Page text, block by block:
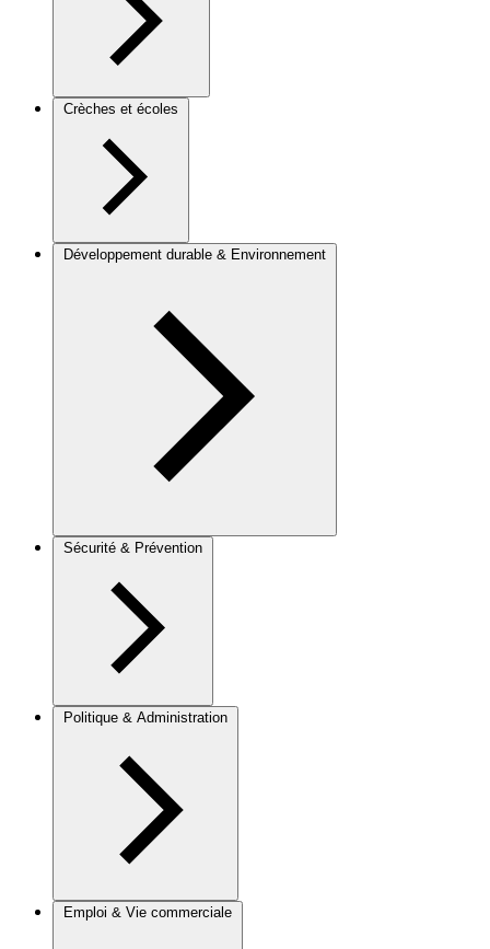
Crèches et écoles
Développement durable & Environnement
Sécurité & Prévention
Politique & Administration
Emploi & Vie commerciale